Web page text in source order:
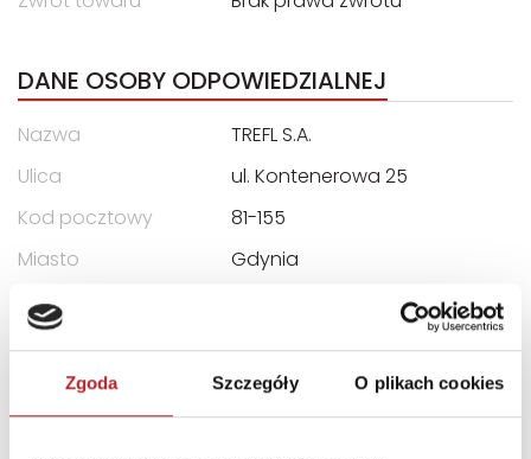
Zgoda Szczegóły O plikach cookies
DANE OSOBY ODPOWIEDZIALNEJ
Nazwa
TREFL S.A.
Ulica
ul. Kontenerowa 25
Kod pocztowy
81-155
Miasto
Gdynia
E-mail
INNI KLIENCI KUPOWALI